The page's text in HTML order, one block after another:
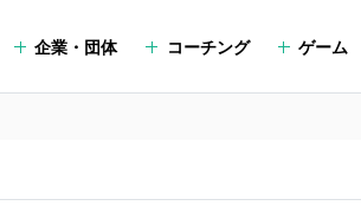
企業・団体 コーチング ゲーム